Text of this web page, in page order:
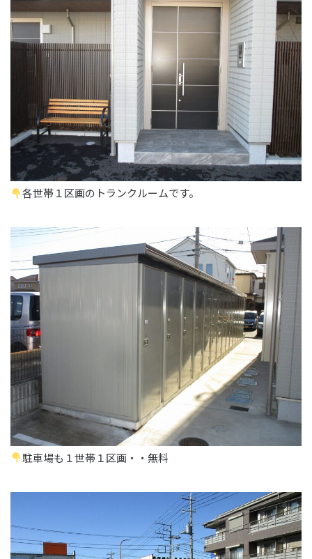
各世帯１区画のトランクルームです。
駐車場も１世帯１区画・・無料